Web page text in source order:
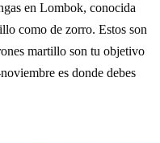
en Lombok, conocida
como de zorro. Estos son
martillo son tu objetivo
es donde debes